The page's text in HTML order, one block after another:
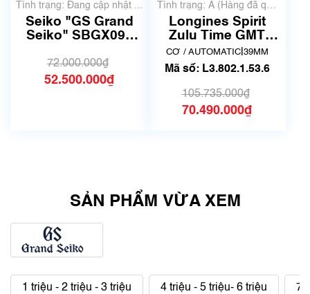
Tình trạng: Đang cập nhật ...
Seiko "GS Grand
Seiko" SBGX093
72.000.000₫
52.500.000₫
Tình trạng: A (Hàng đã qua
sử dụng nhưng rất đẹp,
không có xước)
Longines Spirit
Zulu Time GMT
Titanium 39mm
L3.802.1.53.6
CƠ / AUTOMATIC| 39MM
Mã số: L3.802.1.53.6
105.735.000₫
70.490.000₫
SẢN PHẨM VỪA XEM
1 triệu - 2 triệu - 3 triệu 4 triệu - 5 triệu- 6 triệu 7